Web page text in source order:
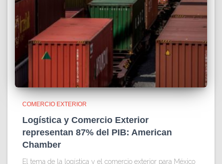
COMERCIO EXTERIOR
Logística y Comercio Exterior
representan 87% del PIB: American
Chamber
El tema de la logística y el comercio exterior para México